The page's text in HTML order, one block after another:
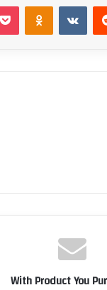
‏Reddit
‏VKontakte
Odnoklassniki
With Product You